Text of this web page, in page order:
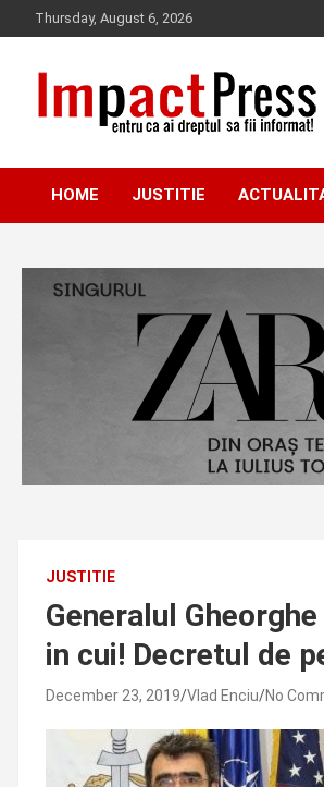
to
Thursday, August 6, 2026
HOME JUSTITIE
JUSTITIE
Generalul
in cui! Decretul de
December 23, 2019 Vlad Enciu No